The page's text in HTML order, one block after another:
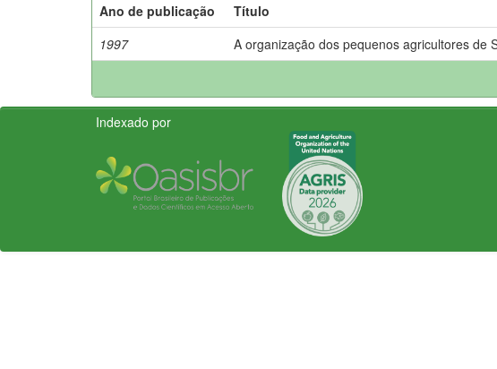
Ano de publicação
Título
1997
A organização dos pequenos agricultores de
Indexado por